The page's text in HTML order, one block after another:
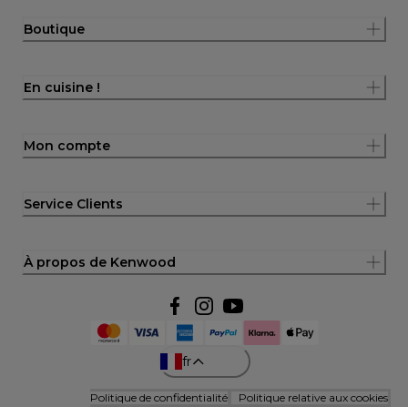
Boutique
En cuisine !
Mon compte
Service Clients
À propos de Kenwood
fr
Politique de confidentialité Politique relative aux cookies